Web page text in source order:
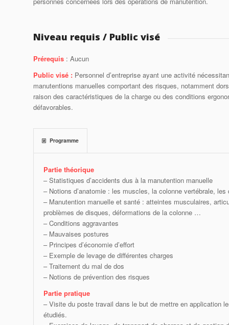
Niveau requis / Public visé
Prérequis : Aucun
Public visé : Personnel d’entreprise ayant une activité
manutentions manuelles comportant des risques, notamment
raison des caractéristiques de la charge ou des conditions
défavorables.
Programme
Partie théorique
– Statistiques d’accidents dus à la manutention manuelle
– Notions d’anatomie : les muscles, la colonne vertébrale,
– Manutention manuelle et santé : atteintes musculaires,
problèmes de disques, déformations de la colonne …
– Conditions aggravantes
– Mauvaises postures
– Principes d’économie d’effort
– Exemple de levage de différentes charges
– Traitement du mal de dos
– Notions de prévention des risques
Partie pratique
– Visite du poste travail dans le but de mettre en application
étudiés.